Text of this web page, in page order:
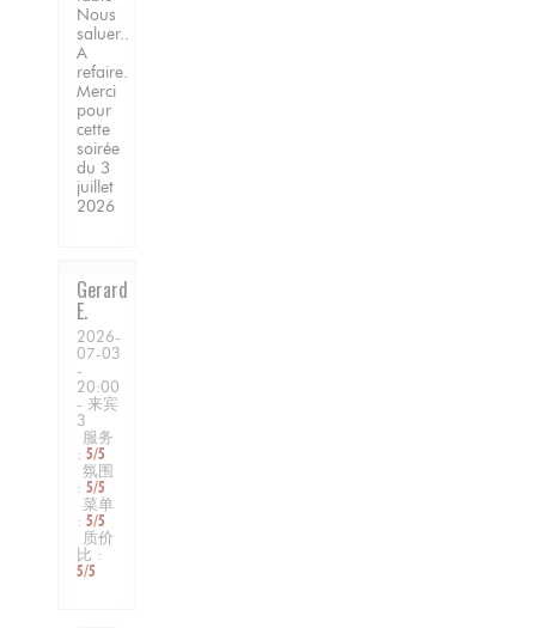
Nous
saluer..
A
refaire.
Merci
pour
cette
soirée
du 3
juillet
2026
Gerard
E
2026-
07-03
-
20:00
- 来宾
3
服务
: 5/5
氛围
: 5/5
菜单
: 5/5
质价
比 :
5/5